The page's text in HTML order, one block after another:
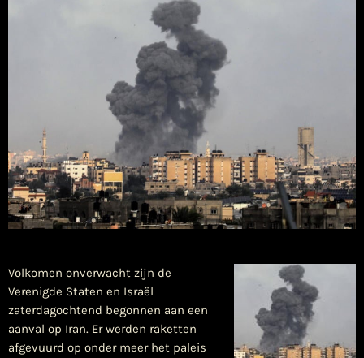
Volkomen onverwacht zijn de
Verenigde Staten en Israël
zaterdagochtend begonnen aan een
aanval op Iran. Er werden raketten
afgevuurd op onder meer het paleis